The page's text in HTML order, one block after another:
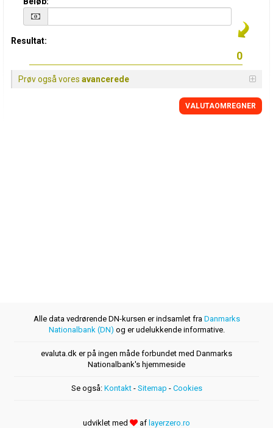
Resultat:
Prøv også vores avancerede
VALUTAOMREGNER
Alle data vedrørende DN-kursen er indsamlet fra Danmarks
Nationalbank (DN) og er udelukkende informative.
evaluta.dk er på ingen måde forbundet med Danmarks
Nationalbank's hjemmeside
Se også: Kontakt- Sitemap - Cookies
udviklet med af layerzero.ro